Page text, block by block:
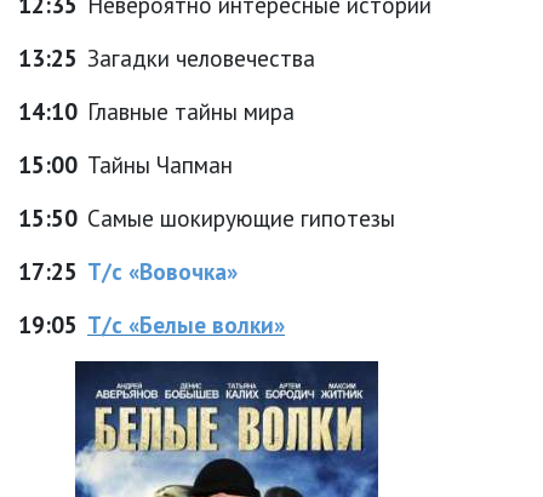
13:25 Загадки человечества
14:10 Главные тайны мира
15:00 Тайны Чапман
15:50 Самые шокирующие гипотезы
17:25 Т/с «Вовочка»
19:05 Т/с «Белые волки»